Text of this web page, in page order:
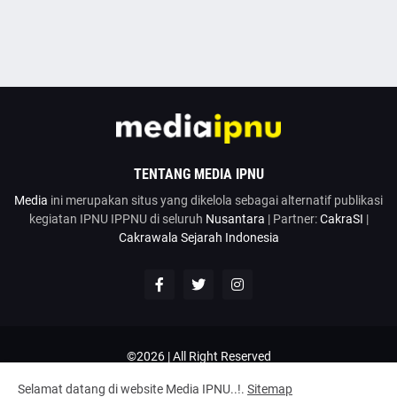
TENTANG MEDIA IPNU
Media ini merupakan situs yang dikelola sebagai alternatif publikasi
kegiatan IPNU IPPNU di seluruh Nusantara | Partner:CakraSI |
Cakrawala Sejarah Indonesia
©2026 | All Right Reserved
Google News Penulis Hubungi Kami Kirim Artikel
Selamat datang di website Media IPNU..!. Sitemap